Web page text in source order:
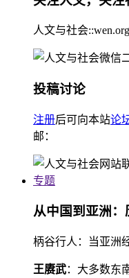
人文与社会
投稿讨论
注册后可向本站论
邮：
专题
从中国到亚洲：
柄谷行人：当亚洲
王赓武：大多数东